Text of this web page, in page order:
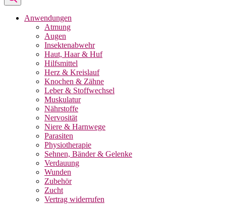
Anwendungen
Atmung
Augen
Insektenabwehr
Haut, Haar & Huf
Hilfsmittel
Herz & Kreislauf
Knochen & Zähne
Leber & Stoffwechsel
Muskulatur
Nährstoffe
Nervosität
Niere & Harnwege
Parasiten
Physiotherapie
Sehnen, Bänder & Gelenke
Verdauung
Wunden
Zubehör
Zucht
Vertrag widerrufen